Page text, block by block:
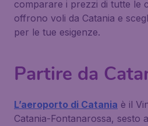
comparare i prezzi di tutte le
offrono voli da Catania e
per le tue esigenze.
Partire da
L’aeroporto di Catania è il
Catania-Fontanarossa, sesto